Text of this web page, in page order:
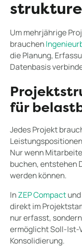
Um mehrjährige
brauchen
die Planung,
Datenbasis
für
Jedes Projekt
Nur wenn
buchen, entstehen
werden können.
InZEP Compactund
direkt im
nur erfasst,
ermöglicht Soll-Ist-
Konsolidierung.